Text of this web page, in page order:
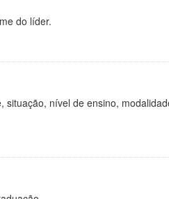
do líder.
nível de ensino,